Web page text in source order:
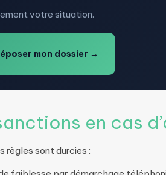
votre situation.
mon dossier →
en cas
règles sont durcies :